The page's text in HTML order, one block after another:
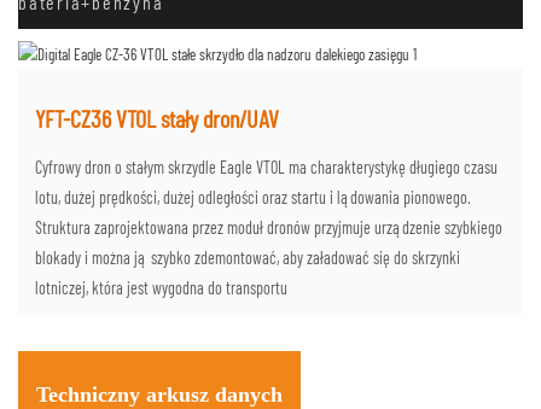
YFT-CZ36 VTOL stały dron/UAV
Cyfrowy dron o stałym skrzydle Eagle VTOL ma charakterystykę długiego czasu
lotu, dużej prędkości, dużej odległości oraz startu i lądowania pionowego.
Struktura zaprojektowana przez moduł dronów przyjmuje urządzenie szybkiego
blokady i można ją szybko zdemontować, aby załadować się do skrzynki
lotniczej, która jest wygodna do transportu
Techniczny arkusz danych